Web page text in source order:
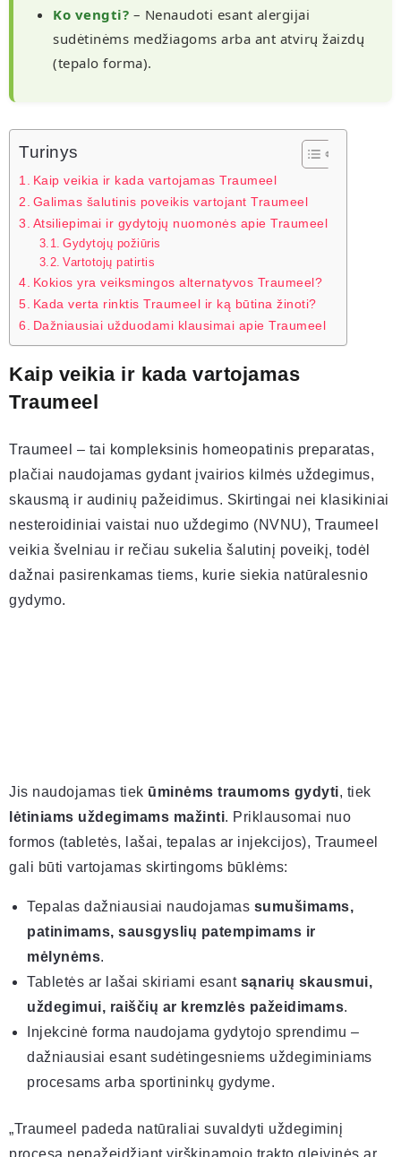
Ko vengti? – Nenaudoti esant alergijai
sudėtinėms medžiagoms arba ant atvirų žaizdų
(tepalo forma).
Turinys
Kaip veikia ir kada vartojamas Traumeel
Galimas šalutinis poveikis vartojant Traumeel
Atsiliepimai ir gydytojų nuomonės apie Traumeel
Gydytojų požiūris
Vartotojų patirtis
Kokios yra veiksmingos alternatyvos Traumeel?
Kada verta rinktis Traumeel ir ką būtina žinoti?
Dažniausiai užduodami klausimai apie Traumeel
Kaip veikia ir kada vartojamas
Traumeel
Traumeel – tai kompleksinis homeopatinis preparatas,
plačiai naudojamas gydant įvairios kilmės uždegimus,
skausmą ir audinių pažeidimus. Skirtingai nei klasikiniai
nesteroidiniai vaistai nuo uždegimo (NVNU), Traumeel
veikia švelniau ir rečiau sukelia šalutinį poveikį, todėl
dažnai pasirenkamas tiems, kurie siekia natūralesnio
gydymo.
Jis naudojamas tiek ūminėms traumoms gydyti, tiek
lėtiniams uždegimams mažinti. Priklausomai nuo
formos (tabletės, lašai, tepalas ar injekcijos), Traumeel
gali būti vartojamas skirtingoms būklėms:
Tepalas dažniausiai naudojamas sumušimams,
patinimams, sausgyslių patempimams ir
mėlynėms.
Tabletės ar lašai skiriami esant sąnarių skausmui,
uždegimui, raiščių ar kremzlės pažeidimams.
Injekcinė forma naudojama gydytojo sprendimu –
dažniausiai esant sudėtingesniems uždegiminiams
procesams arba sportininkų gydyme.
„Traumeel padeda natūraliai suvaldyti uždegiminį